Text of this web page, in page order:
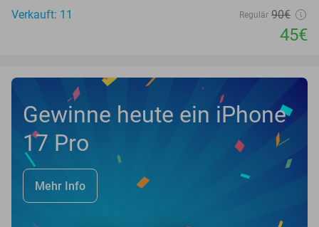
Verkauft: 11
Regulär 90€
45€
Gewinne heute ein iPhone
17 Pro
Mehr Info